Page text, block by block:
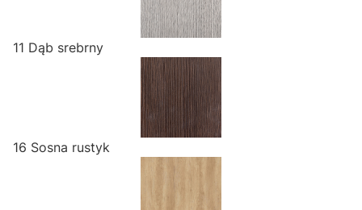
11 Dąb srebrny
16 Sosna rustyk